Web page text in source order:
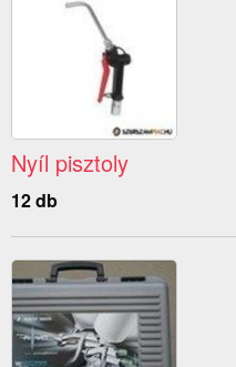
Nyíl pisztoly
12 db